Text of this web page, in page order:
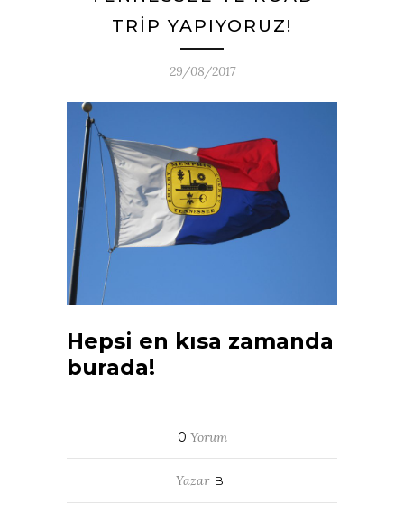
TRIP YAPIYORUZ!
29/08/2017
Hepsi en kısa zamanda
burada!
0 Yorum
Yazar B